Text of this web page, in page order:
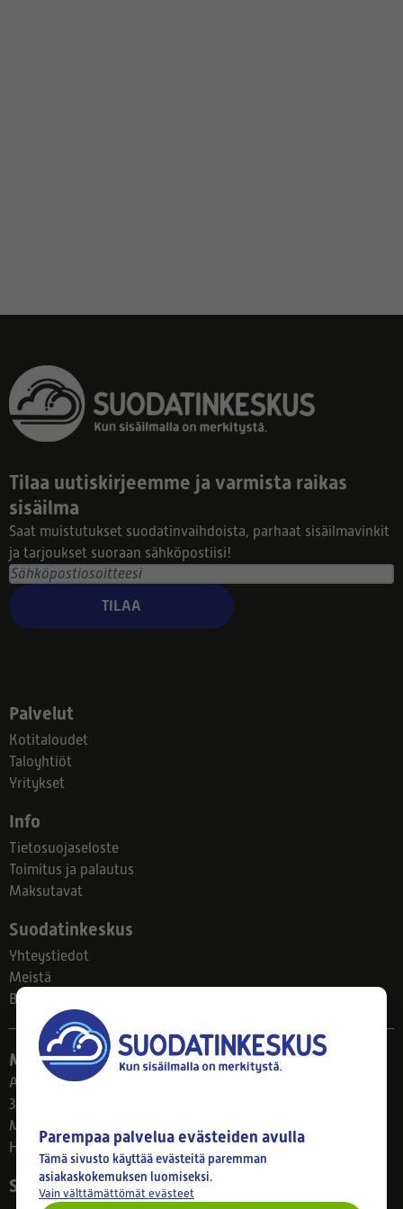
Tilaa uutiskirjeemme ja varmista raikas
sisäilma
Saat muistutukset suodatinvaihdoista, parhaat sisäilmavinkit
ja tarjoukset suoraan sähköpostiisi!
TILAA
Palvelut
Kotitaloudet
Taloyhtiöt
Yritykset
Info
Tietosuojaseloste
Toimitus ja palautus
Maksutavat
Suodatinkeskus
Yhteystiedot
Meistä
Blogi
Myymälä
Ahlmanintie 61
33800 Tampere
Ma–Pe 8–17
Huom! Myymälän poikkeusaukiolot: 27.7.-21.8. klo 8-16
Seuraa meitä
Parempaa palvelua evästeiden avulla
Tämä sivusto käyttää evästeitä paremman
asiakaskokemuksen luomiseksi.
Vain välttämättömät evästeet